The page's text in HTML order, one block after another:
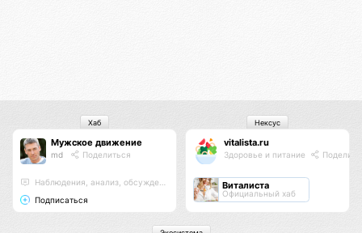
Мужское движение
md Поделиться
Наблюдения, анализ, обсуждения
Подписаться
Хаб
vitalista.ru
Здоровье и питание
Виталиста
Официальный хаб
Нексус